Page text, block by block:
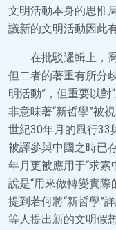
文明活動本身的思惟
議新的文明活動因此
在批駁邏輯上，
但二者的著重有所分
明活動”，但重要以
非意味著“新哲學”被
世紀30年月的風行33
被譯參與中國之時已
年月更被應用于“求
說是“用來做轉變實
提到若何將“新哲學”
等人提出新的文明假